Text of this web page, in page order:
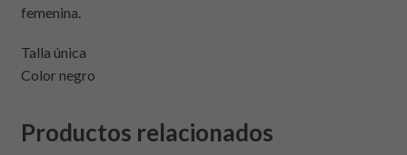
femenina.
Talla única
Color negro
Productos relacionados